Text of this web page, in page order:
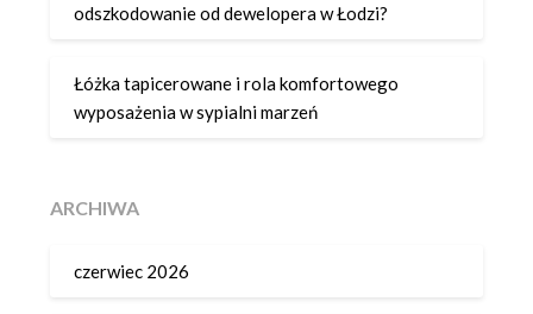
odszkodowanie od dewelopera w Łodzi?
Łóżka tapicerowane i rola komfortowego
wyposażenia w sypialni marzeń
ARCHIWA
czerwiec 2026